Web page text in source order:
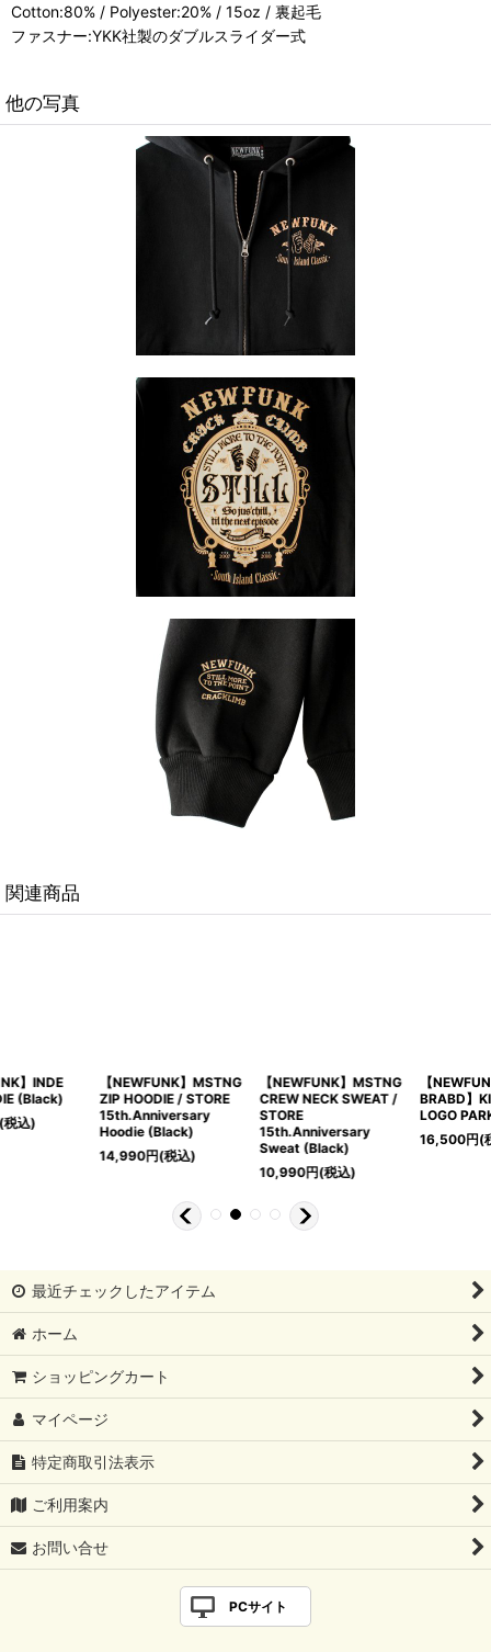
Cotton:80% / Polyester:20% / 15oz / 裏起毛
ファスナー:YKK社製のダブルスライダー式
他の写真
関連商品
【NEWFUNK】MSTNG
CREW NECK SWEAT /
STORE
15th.Anniversary
Sweat (Black)
【NEWFUNK × LIBE
BRABD】KIRIN BIG
LOGO PARKA (Black)
16,500
(税込)
【NEWFUNK × LIBE
BRABD】KIRIN BIG
LOGO PARKA (Gray)
16,500
(税込)
最近チェックしたアイテム
ホーム
ショッピングカート
マイページ
特定商取引法表示
ご利用案内
お問い合せ
PCサイト